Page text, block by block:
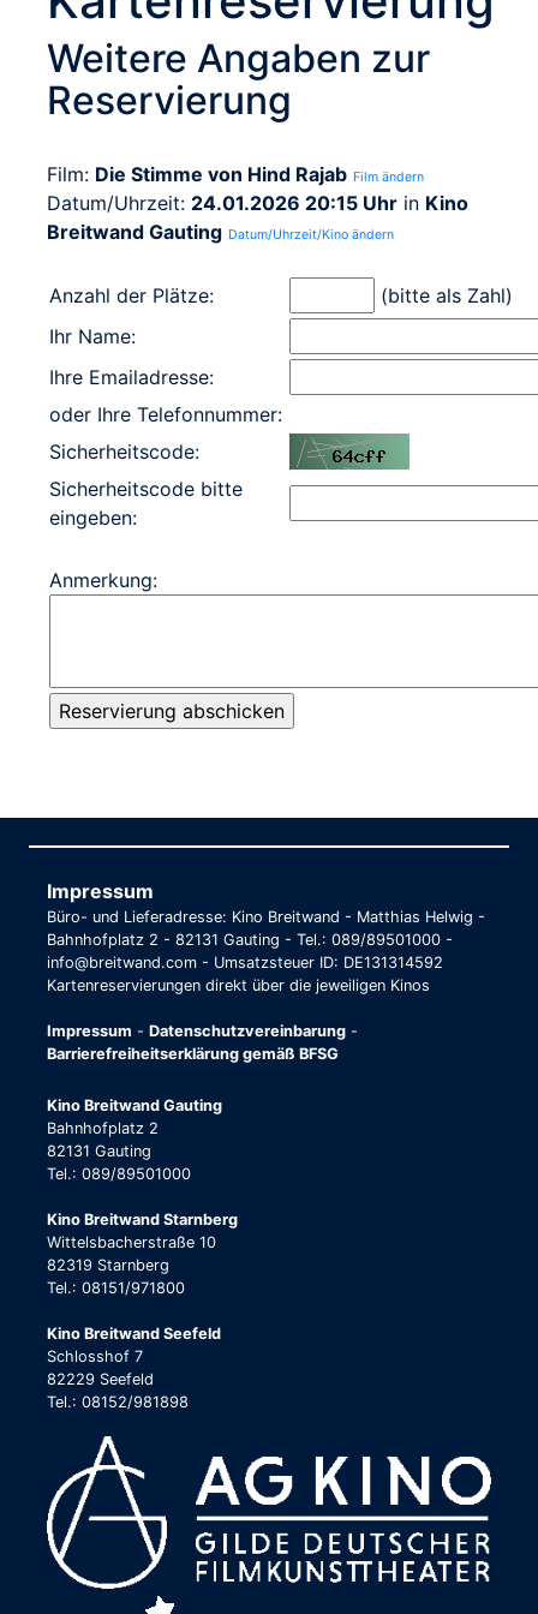
Weitere Angaben zur
Reservierung
Film: Die Stimme von Hind Rajab Film ändern
Datum/Uhrzeit: 24.01.2026 20:15 Uhr in Kino
Breitwand Gauting Datum/Uhrzeit/Kino ändern
Anzahl der Plätze:
(bitte als Zahl)
Ihr Name:
Ihre Emailadresse:
oder Ihre Telefonnummer:
Sicherheitscode:
Sicherheitscode bitte
eingeben:
Anmerkung:
Impressum
Büro- und Lieferadresse: Kino Breitwand - Matthias Helwig -
Bahnhofplatz 2 - 82131 Gauting - Tel.: 089/89501000 -
info@breitwand.com - Umsatzsteuer ID: DE131314592
Kartenreservierungen direkt über die jeweiligen Kinos
Impressum - Datenschutzvereinbarung -
Barrierefreiheitserklärung gemäß BFSG
Kino Breitwand Gauting
Bahnhofplatz 2
82131 Gauting
Tel.: 089/89501000
Kino Breitwand Starnberg
Wittelsbacherstraße 10
82319 Starnberg
Tel.: 08151/971800
Kino Breitwand Seefeld
Schlosshof 7
82229 Seefeld
Tel.: 08152/981898